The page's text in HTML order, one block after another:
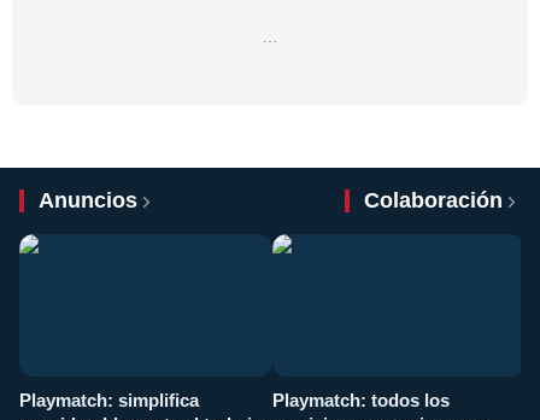
…
Anuncios Colaboración
Playmatch: simplifica
Playmatch: todos los